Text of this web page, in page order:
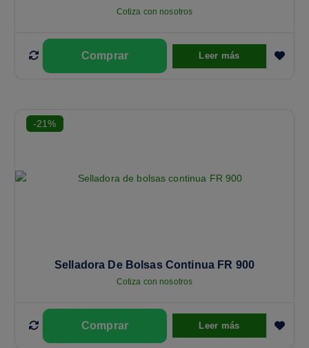
Cotiza con nosotros
Leer más
-21%
Selladora De Bolsas Continua FR 900
Cotiza con nosotros
Leer más